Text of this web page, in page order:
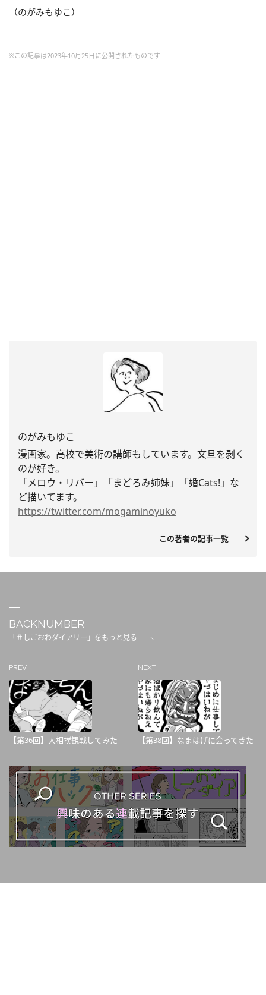
（のがみもゆこ）
※この記事は2023年10月25日に公開されたものです
のがみもゆこ
漫画家。高校で美術の講師もしています。文旦を剥く
のが好き。
「メロウ・リバー」「まどろみ姉妹」「婚Cats!」 な
ど描いてます。
https://twitter.com/mogaminoyuko
この著者の記事一覧
BACKNUMBER
「＃しごおわダイアリー」をもっと見る
PREV
【第36回】大相撲観戦してみた
NEXT
【第38回】なまはげに会ってきた